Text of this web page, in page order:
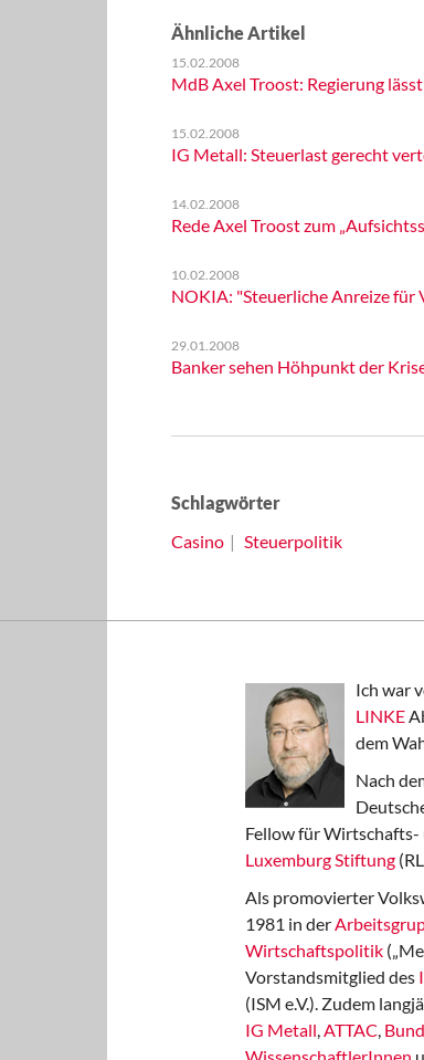
Ähnliche Artikel
15.02.2008
MdB Axel Troost: Regierung
15.02.2008
IG Metall: Steuerlast gerecht
14.02.2008
Rede Axel Troost zum
10.02.2008
NOKIA: "Steuerliche Anreize für
29.01.2008
Banker sehen Höhpunkt der
Schlagwörter
Casino
Steuerpolitik
Ich war
LINKE
dem
Nach
Fellow für
Luxemburg Stiftung
Als promovierter
1981 in der
Wirtschaftspolitik
Vorstandsmitglied des
(ISM e.V.). Zudem
IG Metall,ATTAC,